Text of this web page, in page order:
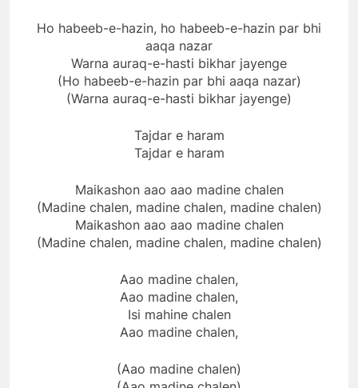
Ho habeeb-e-hazin, ho habeeb-e-hazin par bhi
aaqa nazar
Warna auraq-e-hasti bikhar jayenge
(Ho habeeb-e-hazin par bhi aaqa nazar)
(Warna auraq-e-hasti bikhar jayenge)
Tajdar e haram
Tajdar e haram
Maikashon aao aao madine chalen
(Madine chalen, madine chalen, madine chalen)
Maikashon aao aao madine chalen
(Madine chalen, madine chalen, madine chalen)
Aao madine chalen,
Aao madine chalen,
Isi mahine chalen
Aao madine chalen,
(Aao madine chalen)